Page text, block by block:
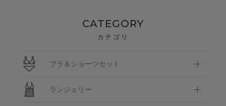
CATEGORY
カテゴリ
ブラ＆ショーツセット
ランジェリー